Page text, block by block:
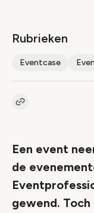
Rubrieken
Eventcase
Kopieer link naar
Een event
de
gewend. Toch